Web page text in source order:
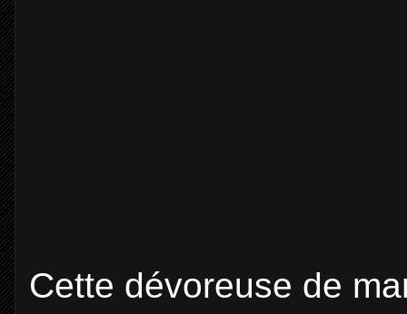
Cette dévoreuse de